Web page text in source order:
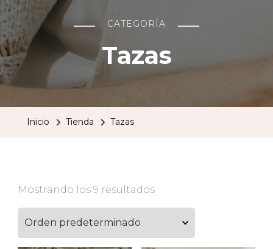
CATEGORÍA
Tazas
Inicio Tienda Tazas
Mostrando los 9 resultados